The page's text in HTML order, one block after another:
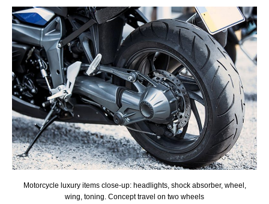
Motorcycle luxury items close-up: headlights, shock absorber, wheel,
wing, toning. Concept travel on two wheels